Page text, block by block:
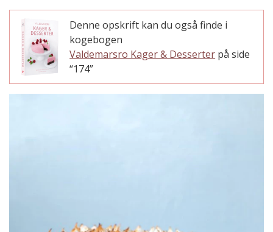
Denne opskrift kan du også finde i
kogebogen
Valdemarsro Kager & Desserter på side
“174”